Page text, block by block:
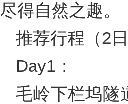
尽得自然之趣。
推荐行程（2
Day1：
毛岭下栏坞